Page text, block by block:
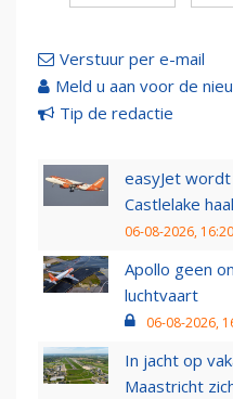
Verstuur per e-mail
Meld u aan voor de
Tip de redactie
easyJet
Castlelake
06-08-2026, 16:20
Apollo geen
luchtvaart
06-08-2026,
In jacht op
Maastricht